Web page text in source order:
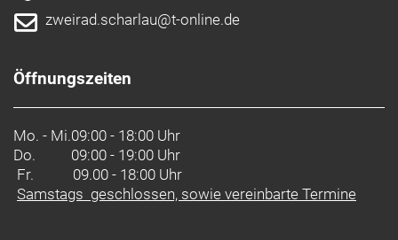
zweirad.scharlau@t-online.de
Öffnungszeiten
Mo. - Mi.09:00 - 18:00 Uhr
Do.
09:00 - 19:00 Uhr
Fr. 09.00 - 18:00 Uhr
Samstags geschlossen, sowie vereinbarte Termine